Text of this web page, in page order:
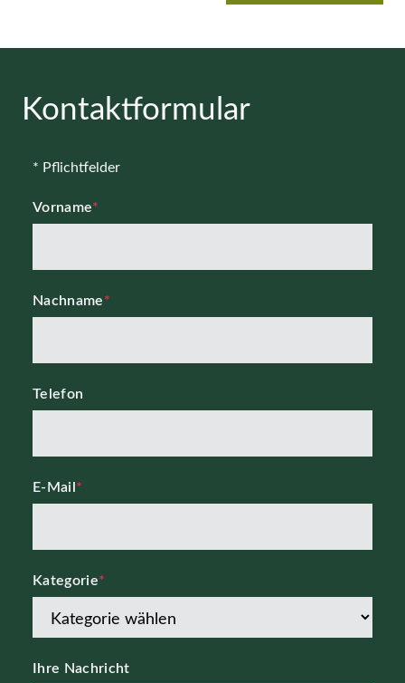
Kontaktformular
* Pflichtfelder
Vorname*
Nachname*
Telefon
E-Mail *
Kategorie*
Ihre Nachricht